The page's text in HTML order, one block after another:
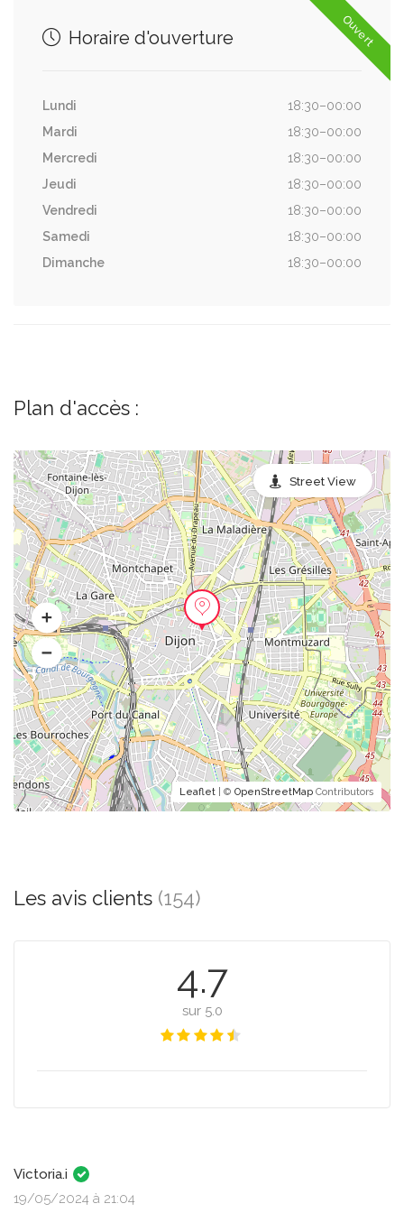
Ouvert
Horaire d'ouverture
Lundi
18:30–00:00
Mardi
18:30–00:00
Mercredi
18:30–00:00
Jeudi
18:30–00:00
Vendredi
18:30–00:00
Samedi
18:30–00:00
Dimanche
18:30–00:00
Plan d'accès :
Leaflet | © OpenStreetMap Contributors
Street View
Les avis clients (154)
4.7
sur 5.0
Victoria.i
19/05/2024 à 21:04